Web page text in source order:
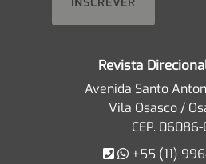
Revista
Avenida Santo
Vila Osasco /
CEP.
+55 (11)